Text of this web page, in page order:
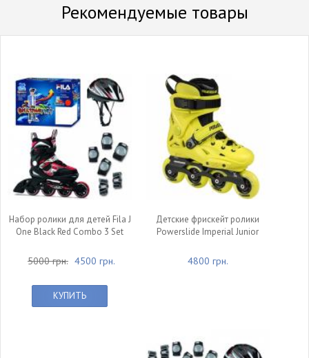
Рекомендуемые товары
Набор ролики для детей Fila J
One Black Red Combo 3 Set
5000 грн. 4500 грн.
КУПИТЬ
Детские фрискейт ролики
Powerslide Imperial Junior
4800 грн.